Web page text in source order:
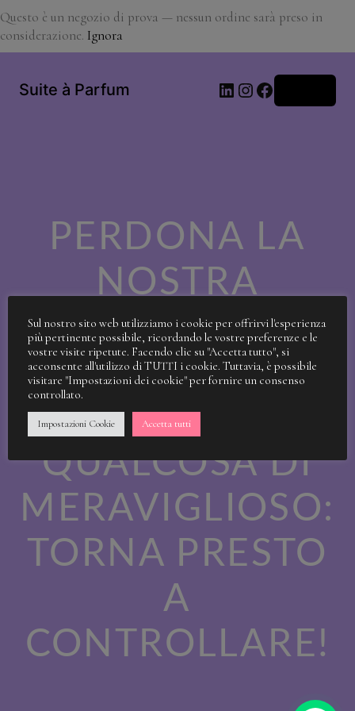
Questo è un negozio di prova — nessun ordine sarà preso in
considerazione. Ignora
Suite à Parfum LinkedIn
Instagram
Facebook
PERDONA LA
NOSTRA
SPORCIZIA!
STIAMO
LAVORANDO A
QUALCOSA DI
MERAVIGLIOSO:
TORNA PRESTO
A
CONTROLLARE!
Sul nostro sito web utilizziamo i cookie per offrirvi l'esperienza
più pertinente possibile, ricordando le vostre preferenze e le
vostre visite ripetute. Facendo clic su "Accetta tutto", si
acconsente all'utilizzo di TUTTI i cookie. Tuttavia, è possibile
visitare "Impostazioni dei cookie" per fornire un consenso
controllato.
Impostazioni Cookie Accetta tutti